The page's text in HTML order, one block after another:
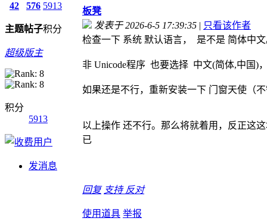
42
主题
576
帖子
5913
积分
超级版主
积分
5913
发消息
板凳
发表于 2026-6-5 17:39:35 | 只看该作者
检查一下 系统 默认语言， 是不是 简体中
非 Unicode程序 也要选择 中文(简体,中国)
如果还是不行，重新安装一下 门窗天使（
以上操作 还不行。那么将就着用，反正这
已
回复 支持 反对
使用道具 举报